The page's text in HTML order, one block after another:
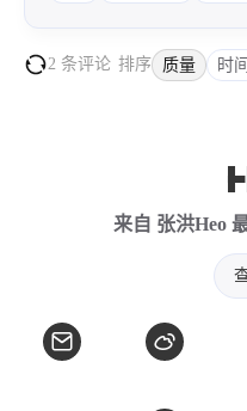
2 条评论 排序 质量 时间
来自 张洪Heo